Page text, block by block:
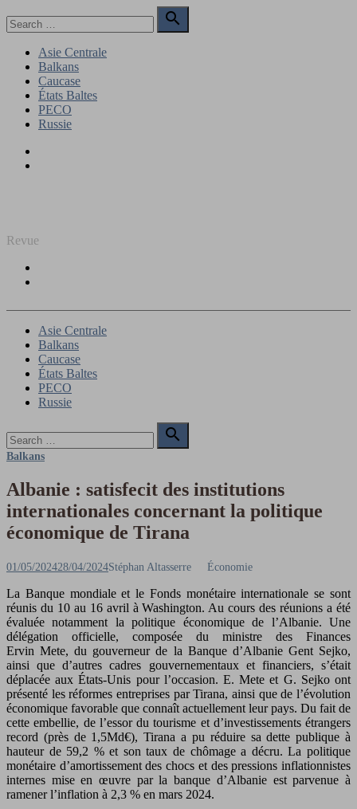
to
for:

Search
Asie Centrale
Balkans
Caucase
États Baltes
PECO
Russie
Revue
Asie Centrale
Balkans
Caucase
États Baltes
PECO
Russie
for:

Search
Balkans
Albanie : satisfecit des institutions
internationales concernant la politique
économique de Tirana
Posted
01/05/202428/04/2024Author
Stéphan Altasserre Économie
La Banque mondiale et le Fonds monétaire internationale se sont
réunis du 10 au 16 avril à Washington. Au cours des réunions a été
évaluée notamment la politique économique de l’Albanie. Une
délégation officielle, composée du ministre des Finances
Ervin Mete, du gouverneur de la Banque d’Albanie Gent Sejko,
ainsi que d’autres cadres gouvernementaux et financiers, s’était
déplacée aux États-Unis pour l’occasion. E. Mete et G. Sejko ont
présenté les réformes entreprises par Tirana, ainsi que de l’évolution
économique favorable que connaît actuellement leur pays. Du fait de
cette embellie, de l’essor du tourisme et d’investissements étrangers
record (près de 1,5Md€), Tirana a pu réduire sa dette publique à
hauteur de 59,2 % et son taux de chômage a décru. La politique
monétaire d’amortissement des chocs et des pressions inflationnistes
internes mise en œuvre par la banque d’Albanie est parvenue à
ramener l’inflation à 2,3 % en mars 2024.